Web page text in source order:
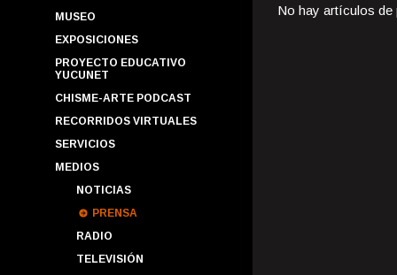
MUSEO
EXPOSICIONES
PROYECTO EDUCATIVO
YUCUNET
CHISME-ARTE PODCAST
RECORRIDOS VIRTUALES
SERVICIOS
MEDIOS
NOTICIAS
PRENSA
RADIO
TELEVISIÓN
No hay artículos de